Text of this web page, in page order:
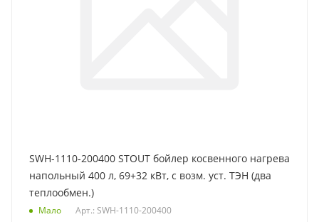
SWH-1110-200400 STOUT бойлер косвенного нагрева
напольный 400 л, 69+32 кВт, с возм. уст. ТЭН (два
теплообмен.)
Мало Арт.: SWH-1110-200400